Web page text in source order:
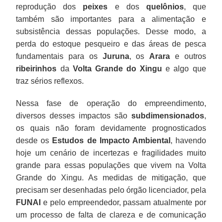
reprodução dos peixes e dos quelônios, que
também são importantes para a alimentação e
subsistência dessas populações. Desse modo, a
perda do estoque pesqueiro e das áreas de pesca
fundamentais para os Juruna, os Arara e outros
ribeirinhos da Volta Grande do Xingu e algo que
traz sérios reflexos.
Nessa fase de operação do empreendimento,
diversos desses impactos são subdimensionados,
os quais não foram devidamente prognosticados
desde os Estudos de Impacto Ambiental , havendo
hoje um cenário de incertezas e fragilidades muito
grande para essas populações que vivem na Volta
Grande do Xingu. As medidas de mitigação, que
precisam ser desenhadas pelo órgão licenciador, pela
FUNAI e pelo empreendedor, passam atualmente por
um processo de falta de clareza e de comunicação